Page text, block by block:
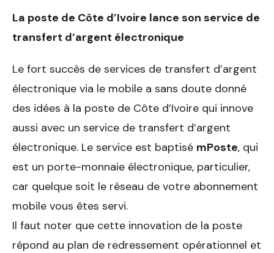
La poste de Côte d’Ivoire lance son service de
transfert d’argent électronique
Le fort succès de services de transfert d’argent
électronique via le mobile a sans doute donné
des idées à la poste de Côte d’Ivoire qui innove
aussi avec un service de transfert d’argent
électronique. Le service est baptisé mPoste, qui
est un porte-monnaie électronique, particulier,
car quelque soit le réseau de votre abonnement
mobile vous êtes servi.
Il faut noter que cette innovation de la poste
répond au plan de redressement opérationnel et